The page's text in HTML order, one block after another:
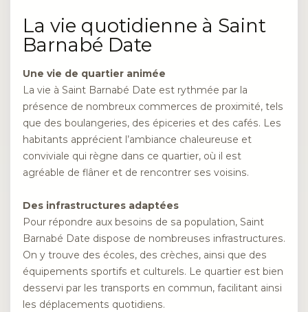
La vie quotidienne à Saint
Barnabé Date
Une vie de quartier animée
La vie à Saint Barnabé Date est rythmée par la
présence de nombreux commerces de proximité, tels
que des boulangeries, des épiceries et des cafés. Les
habitants apprécient l’ambiance chaleureuse et
conviviale qui règne dans ce quartier, où il est
agréable de flâner et de rencontrer ses voisins.
Des infrastructures adaptées
Pour répondre aux besoins de sa population, Saint
Barnabé Date dispose de nombreuses infrastructures.
On y trouve des écoles, des crèches, ainsi que des
équipements sportifs et culturels. Le quartier est bien
desservi par les transports en commun, facilitant ainsi
les déplacements quotidiens.